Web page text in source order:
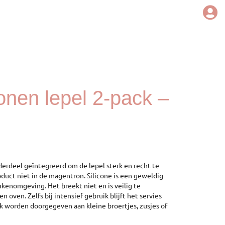
lepel 2-pack –
geïntegreerd om de lepel sterk en recht te
niet in de magentron. Silicone is een geweldig
Het breekt niet en is veilig te
oven. Zelfs bij intensief gebruik blijft het servies
worden doorgegeven aan kleine broertjes, zusjes of